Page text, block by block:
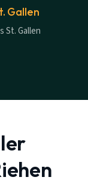
Gallen
St. Gallen